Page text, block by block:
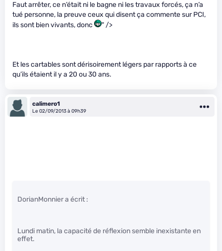
Faut arrêter, ce n’était ni le bagne ni les travaux forcés, ça n’a
tué personne, la preuve ceux qui disent ça commente sur PCI,
ils sont bien vivants, donc
" />
Et les cartables sont dérisoirement légers par rapports à ce
qu’ils étaient il y a 20 ou 30 ans.
calimero1
Le 02/09/2013 à 09h39
DorianMonnier a écrit :
Lundi matin, la capacité de réflexion semble inexistante en
effet.